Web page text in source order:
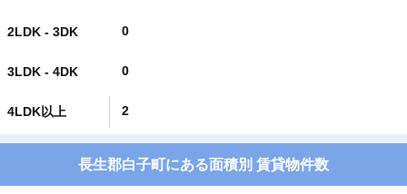
2LDK - 3DK 0
3LDK - 4DK 0
4LDK以上 2
長生郡白子町にある面積別 賃貸物件数